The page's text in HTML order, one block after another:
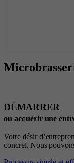
DÉMARRER
ou acquérir une
Votre désir
concret. Nous